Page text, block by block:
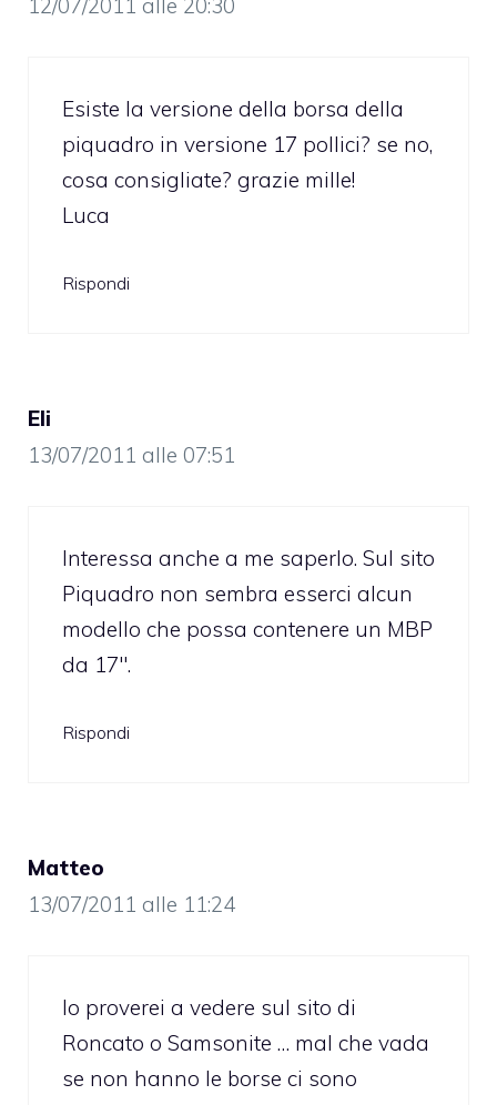
12/07/2011 alle 20:30
Esiste la versione della borsa della
piquadro in versione 17 pollici? se no,
cosa consigliate? grazie mille!
Luca
Rispondi
Eli
13/07/2011 alle 07:51
Interessa anche a me saperlo. Sul sito
Piquadro non sembra esserci alcun
modello che possa contenere un MBP
da 17″.
Rispondi
Matteo
13/07/2011 alle 11:24
Io proverei a vedere sul sito di
Roncato o Samsonite … mal che vada
se non hanno le borse ci sono